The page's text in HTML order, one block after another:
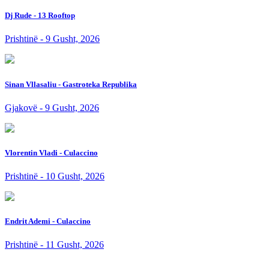
Dj Rude - 13 Rooftop
Prishtinë - 9 Gusht, 2026
Sinan Vllasaliu - Gastroteka Republika
Gjakovë - 9 Gusht, 2026
Vlorentin Vladi - Culaccino
Prishtinë - 10 Gusht, 2026
Endrit Ademi - Culaccino
Prishtinë - 11 Gusht, 2026